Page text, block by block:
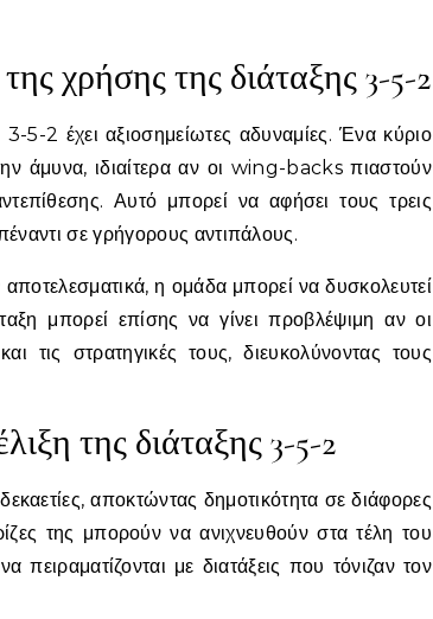
χρήσης της διάταξης 3-5-2
5-2 έχει αξιοσημείωτες αδυναμίες. Ένα κύριο
άμυνα, ιδιαίτερα αν οι wing-backs πιαστούν
Αυτό μπορεί να αφήσει τους τρεις
σε γρήγορους αντιπάλους.
η ομάδα μπορεί να δυσκολευτεί
μπορεί επίσης να γίνει προβλέψιμη αν οι
τις στρατηγικές τους, διευκολύνοντας τους
της διάταξης 3-5-2
αποκτώντας δημοτικότητα σε διάφορες
της μπορούν να ανιχνευθούν στα τέλη του
με διατάξεις που τόνιζαν τον